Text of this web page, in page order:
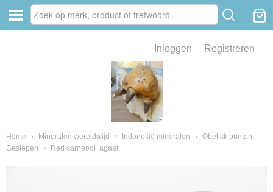
Inloggen Registreren
Home › Mineralen wereldwijd › Indonesië mineralen › Obelisk punten
Geslepen
› Red carneool agaat
van fossielen en mineralen